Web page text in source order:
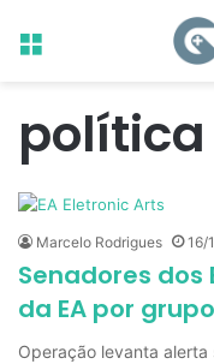
Menu
política
Marcelo Rodrigues 16/
Senadores dos
da EA por
Operação levanta